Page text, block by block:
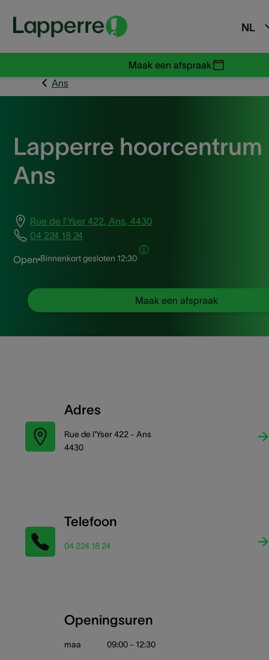
NL
Maak een afspraak
Ans
Lapperre hoorcentrum
Ans
Rue de l'Yser 422, Ans, 4430
04 224 18 24
Open Binnenkort gesloten 12:30
Maak een afspraak
Adres
Rue de l'Yser 422 - Ans
4430
Telefoon
04 224 18 24
Openingsuren
maa 09:00 - 12:30